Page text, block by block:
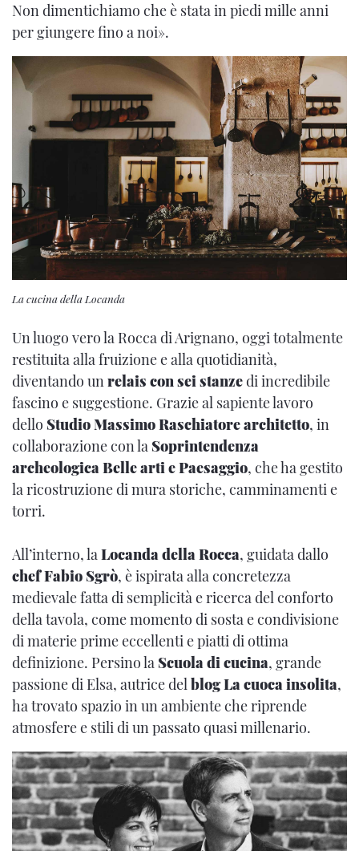
Non dimentichiamo che è stata in piedi mille anni
per giungere fino a noi».
La cucina della Locanda
Un luogo vero la Rocca di Arignano, oggi totalmente
restituita alla fruizione e alla quotidianità,
diventando un relais con sei stanzedi incredibile
fascino e suggestione. Grazie al sapiente lavoro
dello Studio Massimo Raschiatore architetto, in
collaborazione con la Soprintendenza
archeologica Belle arti e Paesaggio, che ha gestito
la ricostruzione di mura storiche, camminamenti e
torri.
All’interno, la Locanda della Rocca, guidata dallo
chef Fabio Sgrò, è ispirata alla concretezza
medievale fatta di semplicità e ricerca del conforto
della tavola, come momento di sosta e condivisione
di materie prime eccellenti e piatti di ottima
definizione. Persino la Scuola di cucina, grande
passione di Elsa, autrice del blog La cuoca insolita,
ha trovato spazio in un ambiente che riprende
atmosfere e stili di un passato quasi millenario.